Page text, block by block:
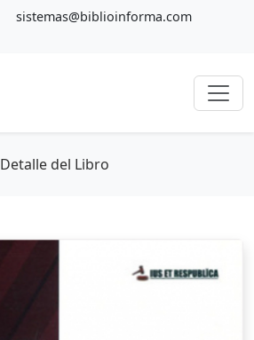
sistemas@biblioinforma.com
Detalle del Libro